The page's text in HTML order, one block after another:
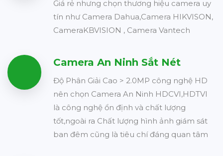
Giá rẻ nhưng chọn thương hiệu camera uy
tín như Camera Dahua,Camera HIKVISON,
CameraKBVISION , Camera Vantech
Camera An Ninh Sắt Nét
Độ Phân Giải Cao > 2.0MP công nghệ HD
nên chọn Camera An Ninh HDCVI,HDTVI
là công nghệ ổn định và chất lượng
tốt,ngoài ra Chất lượng hình ảnh giám sát
ban đêm cũng là tiêu chí đáng quan tâm